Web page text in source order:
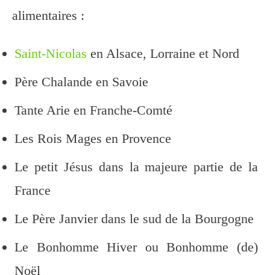
alimentaires :
Saint-Nicolas en Alsace, Lorraine et Nord
Père Chalande en Savoie
Tante Arie en Franche-Comté
Les Rois Mages en Provence
Le petit Jésus dans la majeure partie de la
France
Le Père Janvier dans le sud de la Bourgogne
Le Bonhomme Hiver ou Bonhomme (de)
Noël